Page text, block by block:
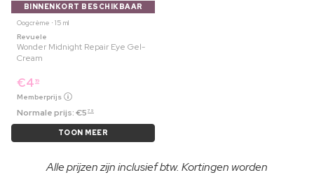
BINNENKORT BESCHIKBAAR
Oogcrème ⋅ 15 ml
Revuele
Wonder Midnight Repair Eye Gel-
Cream
€4 19
Memberprijs
Normale prijs:€5 79
TOON MEER
Alle prijzen zijn inclusief btw. Kortingen worden